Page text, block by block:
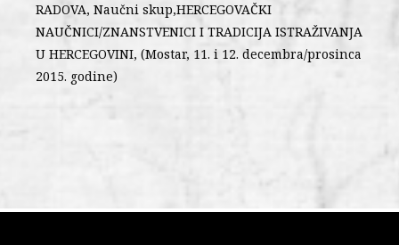
RADOVA, Naučni skup,HERCEGOVAČKI
NAUČNICI/ZNANSTVENICI I TRADICIJA ISTRAŽIVANJA
U HERCEGOVINI, (Mostar, 11. i 12. decembra/prosinca
2015. godine)